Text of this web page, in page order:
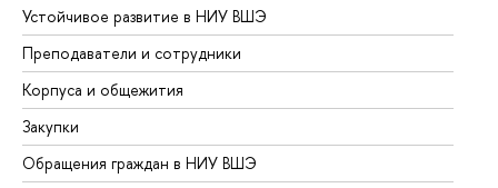
Устойчивое развитие в НИУ ВШЭ
Преподаватели и сотрудники
Корпуса и общежития
Закупки
Обращения граждан в НИУ ВШЭ